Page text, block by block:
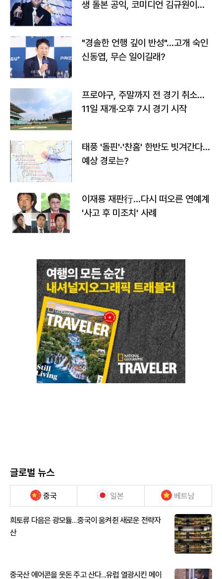
생 돌본 공익, 코미디언 김규원이었
"경솔한 언행 깊이 반성"…고개 숙인
신동엽, 무슨 일이길래?
프로야구, 주말까지 전 경기 취소…
11일 재개·오후 7시 경기 시작
태풍 '돌핀'·'찬홈' 한반도 빗겨간다…
예상 경로는?
이재룡 재판行…다시 떠오른 연예계
'사고 후 미조치' 사례
글로벌 뉴스
중국 일본 베트남
희토류 다음은 광모듈…중국이 움켜쥔 새로운 전략자
산
중국산 에어콘을 웃돈 주고 산다...유럽 열광시킨 메이